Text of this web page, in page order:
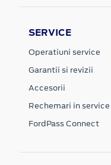
SERVICE
Operatiuni service
Garantii si revizii
Accesorii
Rechemari in service
FordPass Connect